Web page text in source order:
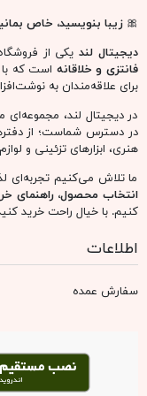
🎀زیبا بنویسید، خاص
دیجیتال لند یکی از
فانتزی و خلاقانه است که
برای علاقه‌مندان به
در دیجیتال لند،
در دسترس شماست؛ از
هنری، ابزارهای تزئینی و
ما تلاش می‌کنیم تجربه‌ای
انتخاب محصول، راهنمای
کنیم. با خیال راحت خرید
اطلاعات
سفارش عمده